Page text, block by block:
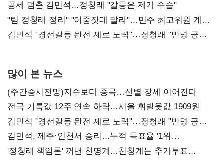
공세 멈춘 김민석…정청래 "갈등은 제가 수습"
"팀 정청래 정리" "이중잣대 말라"…민주 최고위원 계파
다툼 격화
김민석 "경선갈등 완전 제로 노력"…정청래 "반명 공세
많이 본 뉴스
(주간증시전망)지수보다 종목…선별 장세 이어진다
전국 기름값 12주 연속 하락…서울 휘발윳값 1909원
김민석 "경선갈등 완전 제로 노력"…정청래 "반명 공세
사과부터"
김민석, 제주·인천서 승리…누적 득표율 '1위
탈환'(종합)
'정청래 책임론' 꺼낸 친명계…친청계는 추가투표